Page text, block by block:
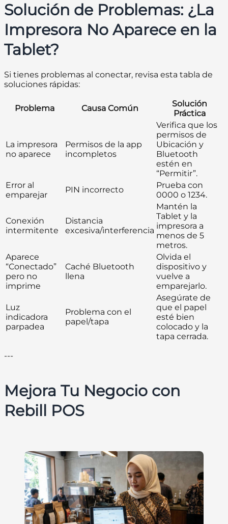
Solución de Problemas: ¿La
Impresora No Aparece en la
Tablet?
Si tienes problemas al conectar, revisa esta tabla de
soluciones rápidas:
Problema Causa Común
Solución
Práctica
La impresora
no aparece
Permisos de la app
incompletos
Verifica que los
permisos de
Ubicación y
Bluetooth
estén en
“Permitir”.
Error al
emparejar
PIN incorrecto
Prueba con
0000 o 1234.
Conexión
intermitente
Distancia
excesiva/interferencia
Mantén la
Tablet y la
impresora a
menos de 5
metros.
Aparece
“Conectado”
pero no
imprime
Caché Bluetooth
llena
Olvida el
dispositivo y
vuelve a
emparejarlo.
Luz
indicadora
parpadea
Problema con el
papel/tapa
Asegúrate de
que el papel
esté bien
colocado y la
tapa cerrada.
---
Mejora Tu Negocio con
Rebill POS